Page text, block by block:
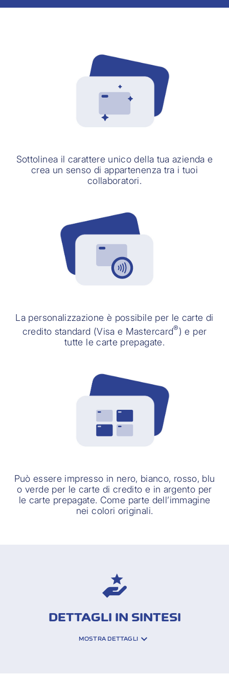
Sottolinea il carattere unico della tua azienda e
crea un senso di appartenenza tra i tuoi
collaboratori.
La personalizzazione è possibile per le carte di
credito standard (Visa e Mastercard®) e per
tutte le carte prepagate.
Può essere impresso in nero, bianco, rosso, blu
o verde per le carte di credito e in argento per
le carte prepagate. Come parte dell’immagine
nei colori originali.
DETTAGLI IN SINTESI
MOSTRA DETTAGLI